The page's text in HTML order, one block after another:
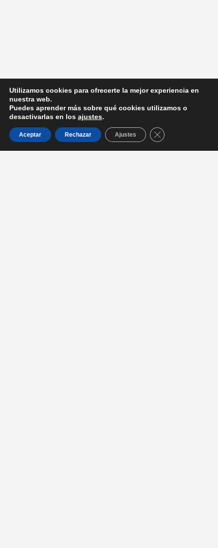
Utilizamos cookies para ofrecerte la mejor experiencia en
nuestra web.
Puedes aprender más sobre qué cookies utilizamos o
desactivarlas en los ajustes.
Aceptar Rechazar Ajustes Cerrar el banner